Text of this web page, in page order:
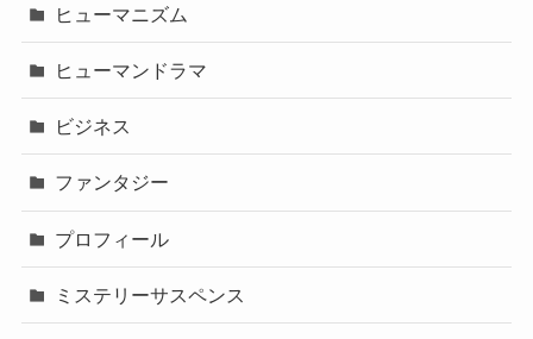
ヒューマニズム
ヒューマンドラマ
ビジネス
ファンタジー
プロフィール
ミステリーサスペンス